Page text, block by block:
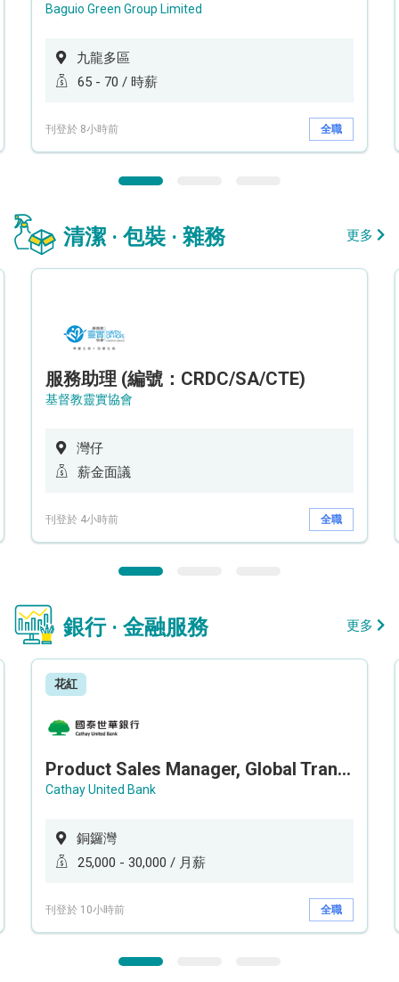
Baguio Green Group Limited
九龍多區
65 - 70 / 時薪
刊登於 8小時前 全職
清潔 · 包裝 · 雜務 更多
服務助理 (編號：CRDC/SA/CTE)
基督教靈實協會
灣仔
薪金面議
刊登於 4小時前 全職
銀行 · 金融服務 更多
花紅
Product Sales Manager, Global Transaction Service (GTS)
Cathay United Bank
銅鑼灣
25,000 - 30,000 / 月薪
刊登於 10小時前 全職